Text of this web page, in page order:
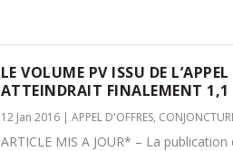
LE VOLUME PV ISSU DE L’APPEL
ATTEINDRAIT FINALEMENT 1,1
12 Jan 2016| APPEL D'OFFRES,
ARTICLE MIS A JOUR* – La